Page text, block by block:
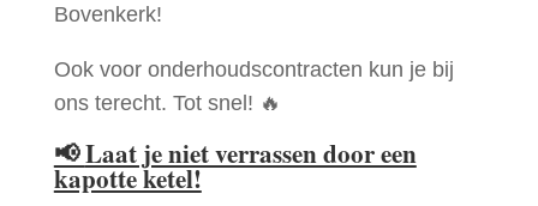
Bovenkerk!
Ook voor onderhoudscontracten kun je bij
ons terecht. Tot snel! 🔥
📢Laat je niet verrassen door een
kapotte ketel!